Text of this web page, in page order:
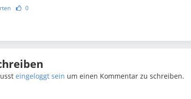
0
eingeloggt sein um einen Kommentar zu schreiben.